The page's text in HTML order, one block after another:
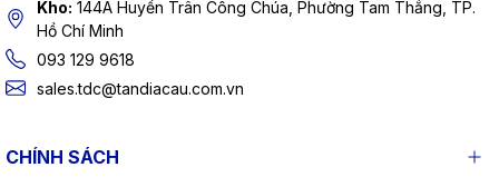
Kho: 144A Huyền Trân Công Chúa, Phường Tam Thắng, TP.
Hồ Chí Minh
093 129 9618
sales.tdc@tandiacau.com.vn
CHÍNH SÁCH